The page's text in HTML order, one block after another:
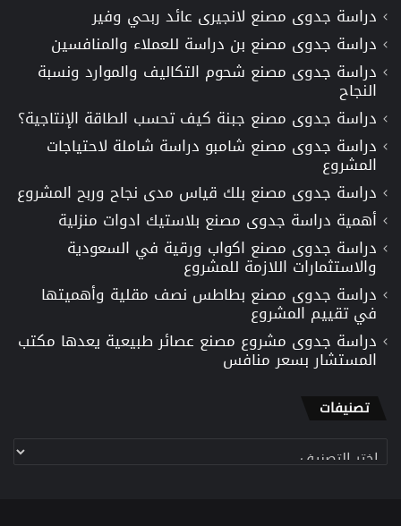
دراسة جدوى مصنع لانجيرى عائد ربحي وفير
دراسة جدوى مصنع بن دراسة للعملاء والمنافسين
دراسة جدوى مصنع شحوم التكاليف والموارد ونسبة
النجاح
دراسة جدوى مصنع جبنة كيف تحسب الطاقة الإنتاجية؟
دراسة جدوى مصنع شامبو دراسة شاملة لاحتياجات
المشروع
دراسة جدوى مصنع بلك قياس مدى نجاح وربح المشروع
أهمية دراسة جدوى مصنع بلاستيك ادوات منزلية
دراسة جدوى مصنع اكواب ورقية في السعودية
والاستثمارات اللازمة للمشروع
دراسة جدوى مصنع بطاطس نصف مقلية وأهميتها
في تقييم المشروع
دراسة جدوى مشروع مصنع عصائر طبيعية يعدها مكتب
المستشار بسعر منافس
تصنيفات
تصنيفات